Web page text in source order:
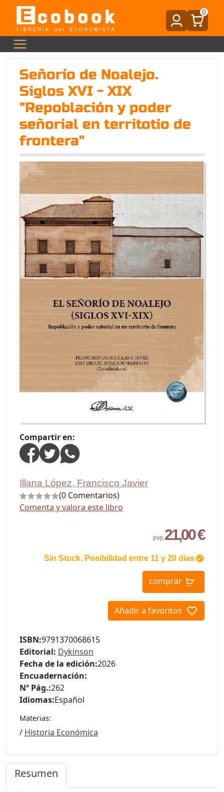
0
Señorío de Noalejo.
Siglos XVI - XIX
"Repoblación y poder
señorial en territotio de
frontera"
Compartir en:
Illana López, Francisco Javier
(0 Comentarios)
Comenta y valora este libro
pvp. 21,00 €
Sin Stock. Posibilidad entre 11 y 20 dias
comprar
Añadir a favoritos
ISBN:9791370068615
Editorial: Dykinson
Fecha de la edición:2026
Encuadernación:
Nº Pág.:262
Idiomas:Español
Materias:
/ Historia Económica
Resumen